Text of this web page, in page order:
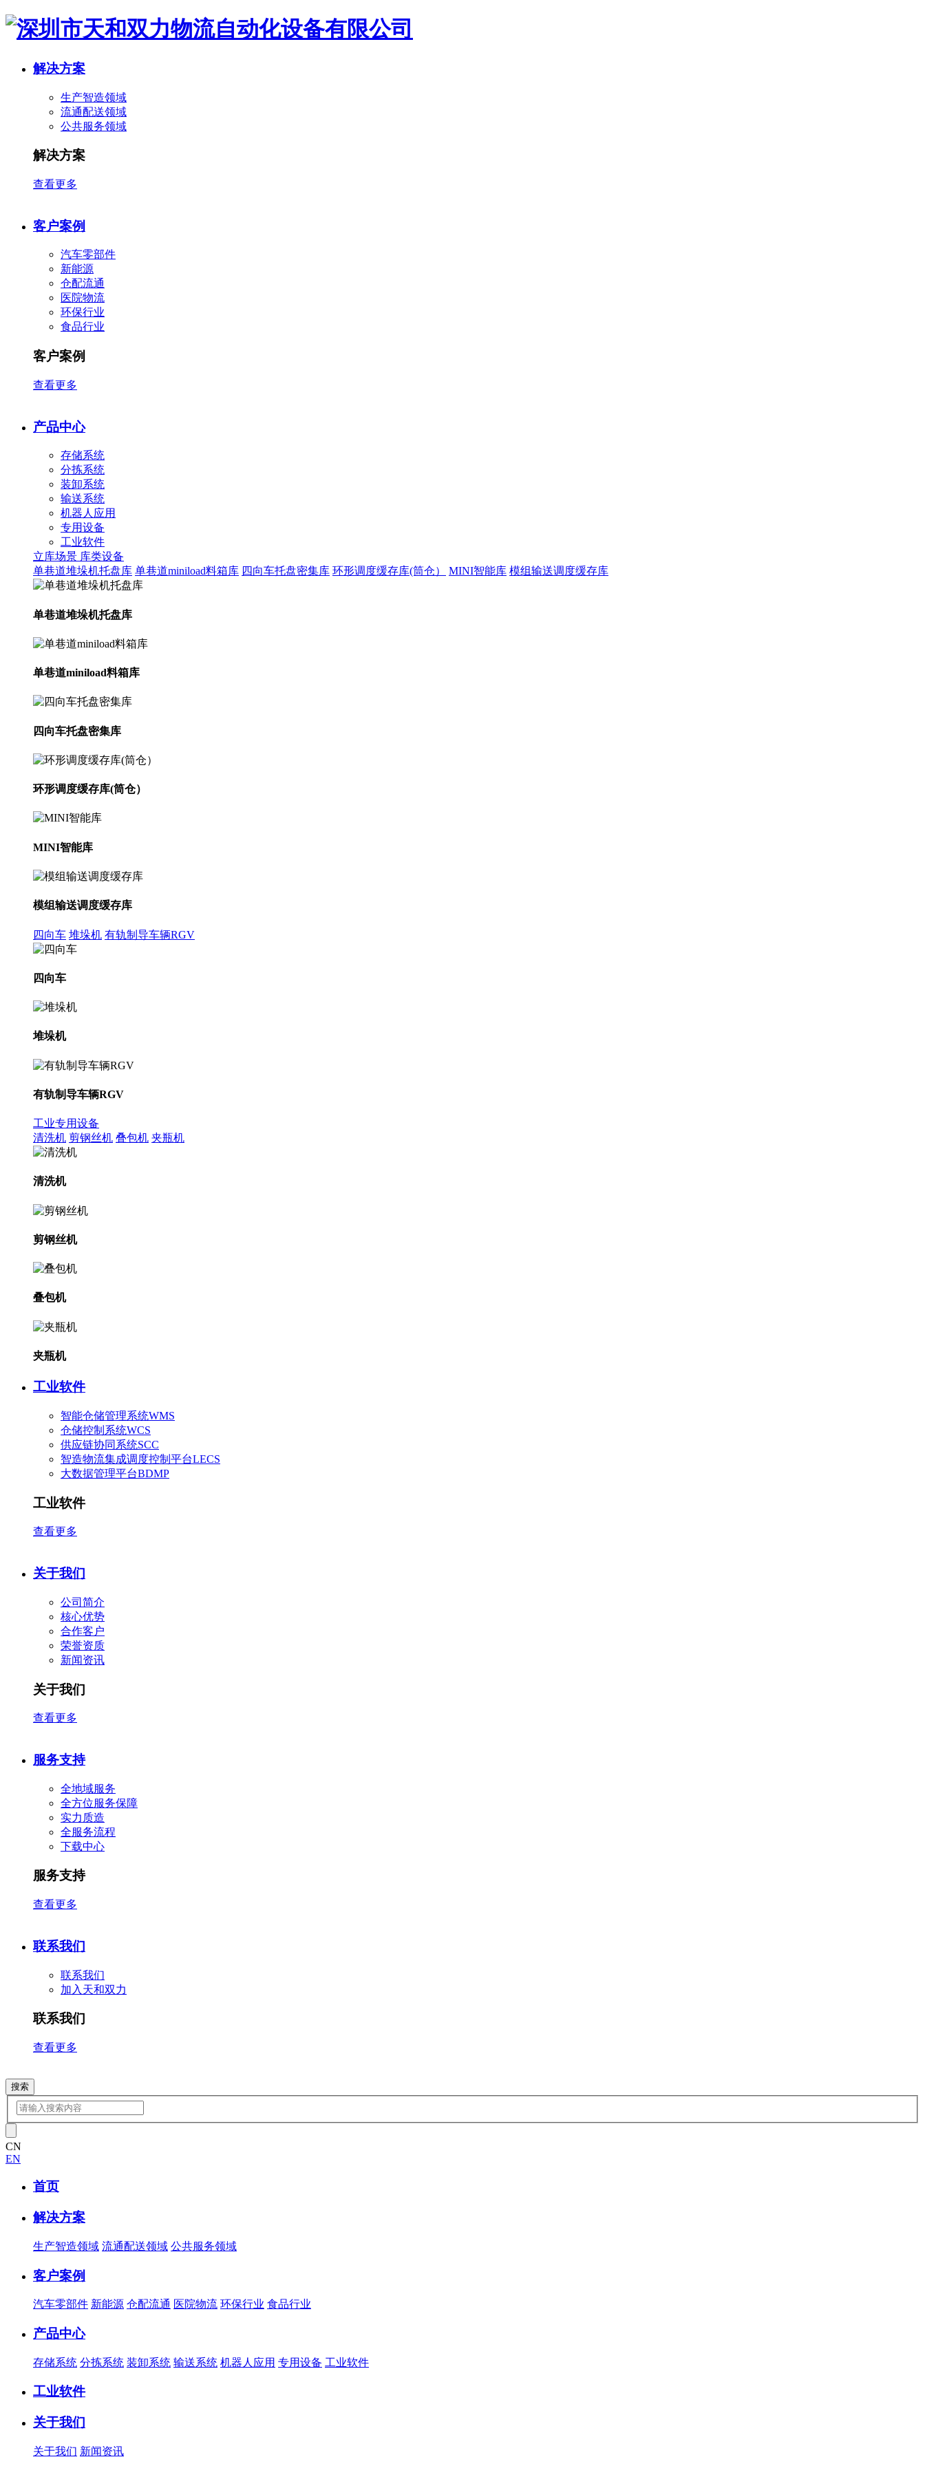
解决方案
生产智造领域
流通配送领域
公共服务领域
解决方案
查看更多
客户案例
汽车零部件
新能源
仓配流通
医院物流
环保行业
食品行业
客户案例
查看更多
产品中心
存储系统
分拣系统
装卸系统
输送系统
机器人应用
专用设备
工业软件
立库场景 库类设备
单巷道堆垛机托盘库 单巷道miniload料箱库 四向车托盘密集库 环形调度缓存库(筒仓） MINI智能库 模组输送调度缓存库
单巷道堆垛机托盘库
单巷道miniload料箱库
四向车托盘密集库
环形调度缓存库(筒仓）
MINI智能库
模组输送调度缓存库
四向车 堆垛机 有轨制导车辆RGV
四向车
堆垛机
有轨制导车辆RGV
工业专用设备
清洗机 剪钢丝机 叠包机 夹瓶机
清洗机
剪钢丝机
叠包机
夹瓶机
工业软件
智能仓储管理系统WMS
仓储控制系统WCS
供应链协同系统SCC
智造物流集成调度控制平台LECS
大数据管理平台BDMP
工业软件
查看更多
关于我们
公司简介
核心优势
合作客户
​荣誉资质
新闻资讯
关于我们
查看更多
服务支持
全地域服务
全方位服务保障
实力质造
全服务流程
下载中心
服务支持
查看更多
联系我们
联系我们
加入天和双力
联系我们
查看更多
搜索
CN
EN
首页
解决方案
生产智造领域 流通配送领域 公共服务领域
客户案例
汽车零部件 新能源 仓配流通 医院物流 环保行业 食品行业
产品中心
存储系统 分拣系统 装卸系统 输送系统 机器人应用 专用设备 工业软件
工业软件
关于我们
关于我们 新闻资讯